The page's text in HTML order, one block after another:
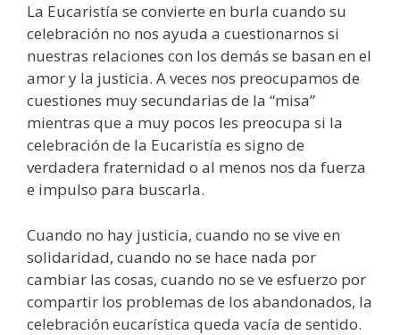
La Eucaristía se convierte en burla cuando su
celebración no nos ayuda a cuestionarnos si
nuestras relaciones con los demás se basan en el
amor y la justicia. A veces nos preocupamos de
cuestiones muy secundarias de la “misa”
mientras que a muy pocos les preocupa si la
celebración de la Eucaristía es signo de
verdadera fraternidad o al menos nos da fuerza
e impulso para buscarla.
Cuando no hay justicia, cuando no se vive en
solidaridad, cuando no se hace nada por
cambiar las cosas, cuando no se ve esfuerzo por
compartir los problemas de los abandonados, la
celebración eucarística queda vacía de sentido.